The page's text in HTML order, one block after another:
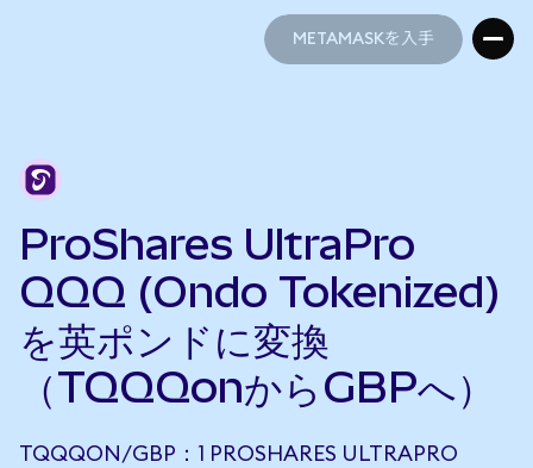
METAMASKを入手
ProShares UltraPro
QQQ (Ondo Tokenized)
を英ポンドに変換
（TQQQonからGBPへ）
TQQQON/GBP：1 PROSHARES ULTRAPRO